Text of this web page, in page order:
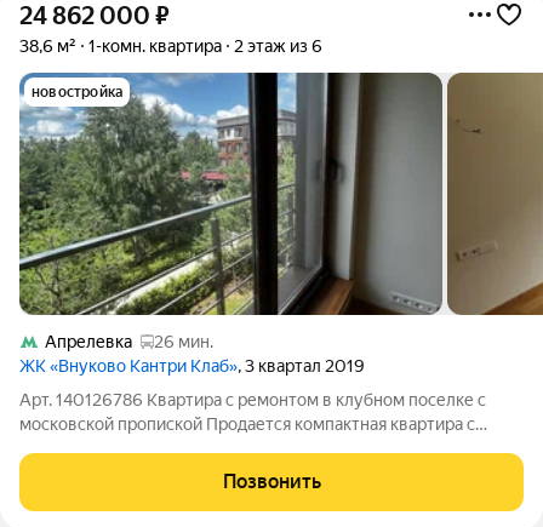
24 862 000 ₽
38,6 м² 1-комн. квартира 2 этаж из 6
новостройка
Апрелевка
26 мин.
ЖК «Внуково Кантри Клаб», 3 квартал 2019
Арт. 140126786 Квартира с ремонтом в клубном поселке с
московской пропиской Продается компактная квартира с
ТОПОВОМ ЖК премиум класса «Внуково Кантри Клаб». Это
идеальный вариант для тех, кто хочет
Позвонить